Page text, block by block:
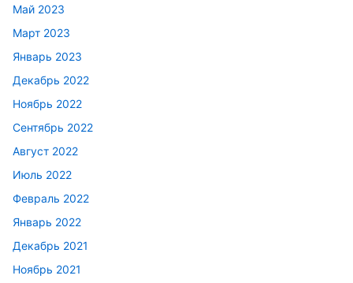
Май 2023
Март 2023
Январь 2023
Декабрь 2022
Ноябрь 2022
Сентябрь 2022
Август 2022
Июль 2022
Февраль 2022
Январь 2022
Декабрь 2021
Ноябрь 2021